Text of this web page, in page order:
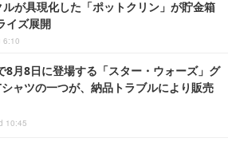
ルが具現化した「ポットクリン」が貯金箱
イズ展開
6:10
8月8日に登場する「スター・ウォーズ」グ
ャツの一つが、納品トラブルにより販売
10:45